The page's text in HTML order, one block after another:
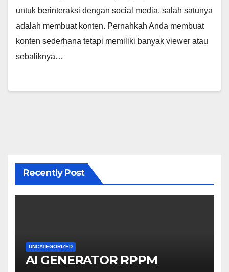
untuk berinteraksi dengan social media, salah satunya
adalah membuat konten. Pernahkah Anda membuat
konten sederhana tetapi memiliki banyak viewer atau
sebaliknya…
Recently Post
UNCATEGORIZED
AI GENERATOR RPPM